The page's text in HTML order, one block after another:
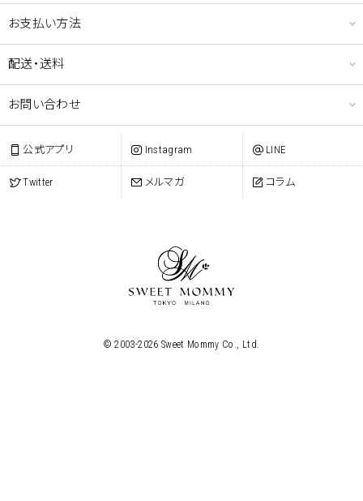
お支払い方法
配送・送料
お問い合わせ
公式アプリ Instagram LINE
Twitter メルマガ コラム
© 2003-2026 Sweet Mommy Co., Ltd.